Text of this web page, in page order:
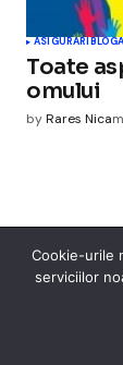
ASIGURARI
Toate
omului
byRares Nica
© 2024
Cookie-urile
serviciilor